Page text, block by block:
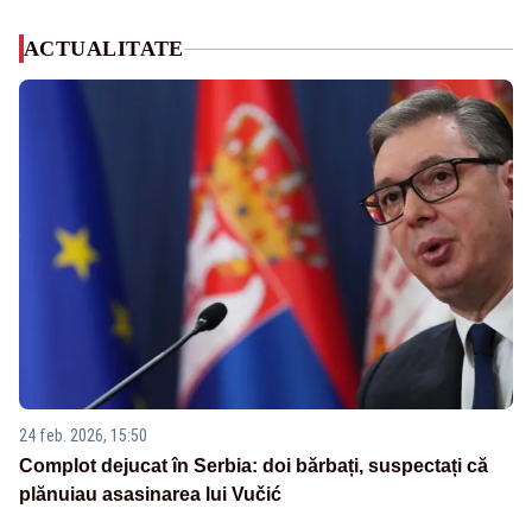
ACTUALITATE
24 feb. 2026, 15:50
Complot dejucat în Serbia: doi bărbați, suspectați că
plănuiau asasinarea lui Vučić